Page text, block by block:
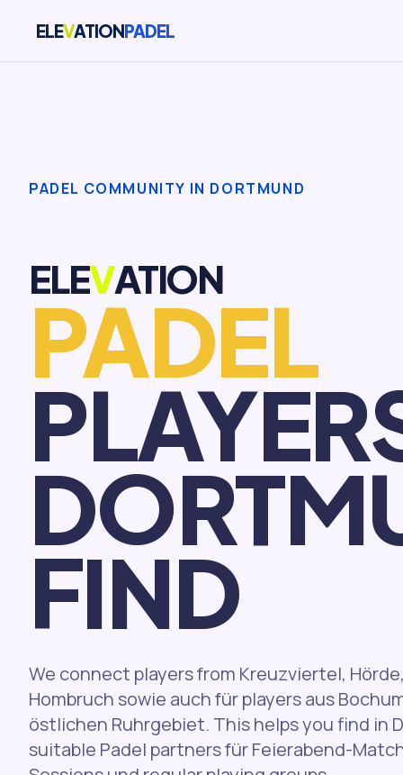
ELEVATIONPADEL
PADEL COMMUNITY IN DORTMUND
ELEVATION
PADEL
FIND
We connect players from Kreuzviertel,
Hombruch sowie auch für players aus
östlichen Ruhrgebiet. This helps you find in
suitable Padel partners für Feierabend-